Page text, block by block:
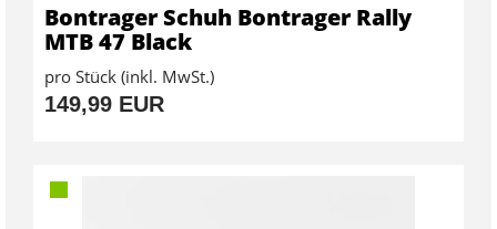
Bontrager Schuh Bontrager Rally
MTB 47 Black
pro Stück (inkl. MwSt.)
149,99 EUR